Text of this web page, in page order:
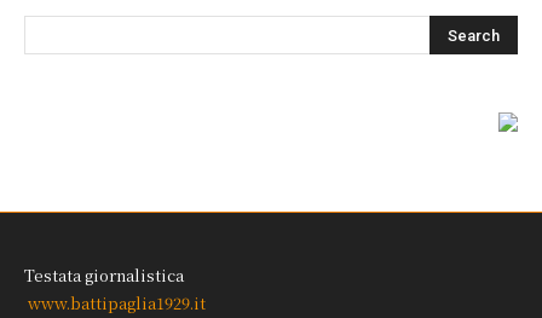
Testata giornalistica
www.battipaglia1929.it